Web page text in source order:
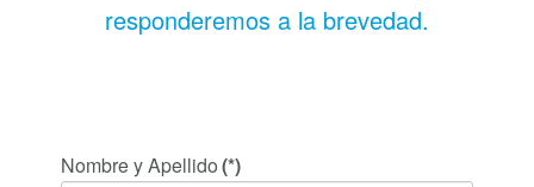
responderemos a la brevedad.
Nombre y Apellido(*)